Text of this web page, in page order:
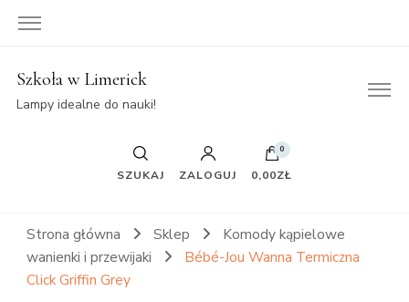
Szkoła w Limerick
Lampy idealne do nauki!
SZUKAJ ZALOGUJ
0
0,00ZŁ
Strona główna Sklep
Komody kąpielowe
wanienki i przewijaki
Bébé-Jou Wanna Termiczna
Click Griffin Grey